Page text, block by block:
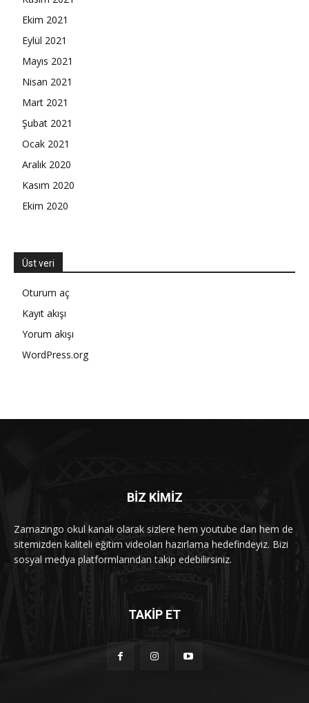
Ekim 2021
Eylül 2021
Mayıs 2021
Nisan 2021
Mart 2021
Şubat 2021
Ocak 2021
Aralık 2020
Kasım 2020
Ekim 2020
Üst veri
Oturum aç
Kayıt akışı
Yorum akışı
WordPress.org
BİZ KİMİZ
Zamazingo okul kanalı olarak sizlere hem youtube dan hem de
sitemizden kaliteli eğitim videoları hazırlama hedefindeyiz. Bizi
sosyal medya platformlarından takip edebilirsiniz.
TAKİP ET